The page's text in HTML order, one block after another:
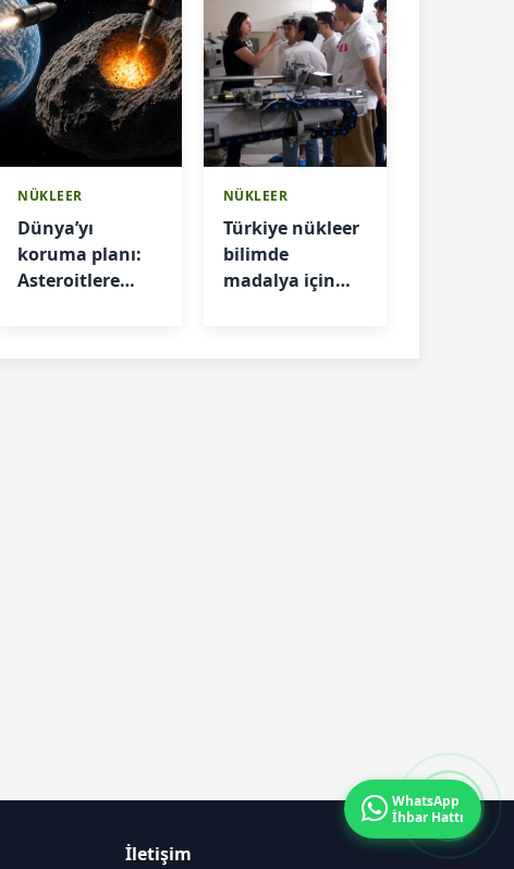
NÜKLEER
Dünya’yı
koruma planı:
Asteroitlere
NÜKLEER
Türkiye nükleer
bilimde
madalya için
İletişim
WhatsApp
İhbar Hattı